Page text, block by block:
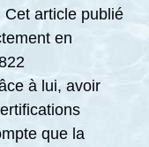
Cet article publié
en
à lui, avoir
que la